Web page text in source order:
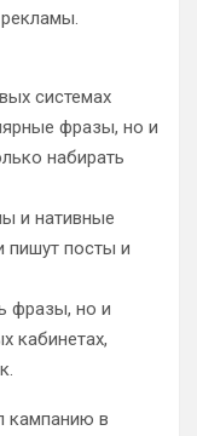
системах
фразы, но и
набирать
и нативные
пишут посты и
фразы, но и
кабинетах,
кампанию в